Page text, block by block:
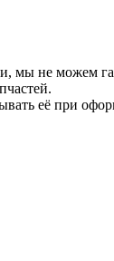
мы не можем
её при